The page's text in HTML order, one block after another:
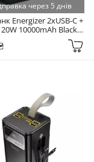
через 5 днів
Energizer 2xUSB-C +
20W 10000mAh Black